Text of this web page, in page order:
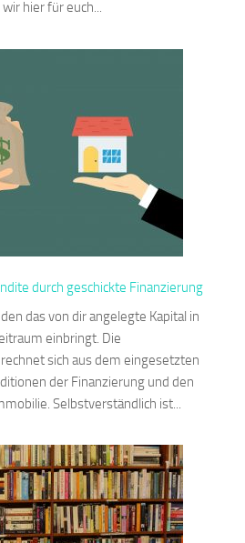
hier für euch...
durch geschickte Finanzierung
das von dir angelegte Kapital in
einbringt. Die
sich aus dem eingesetzten
der Finanzierung und den
Selbstverständlich ist...